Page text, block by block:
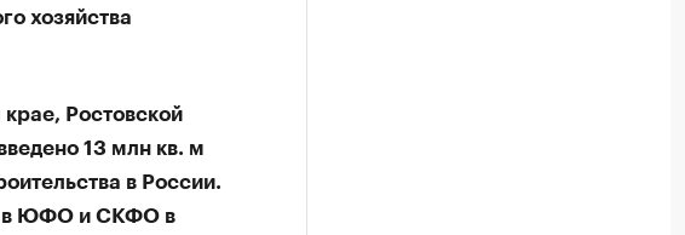
хозяйства
Ростовской
13 млн кв. м
в России.
в ЮФО и СКФО в